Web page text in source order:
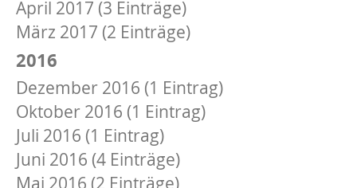
April 2017 (3 Einträge)
März 2017 (2 Einträge)
2016
Dezember 2016 (1 Eintrag)
Oktober 2016 (1 Eintrag)
Juli 2016 (1 Eintrag)
Juni 2016 (4 Einträge)
Mai 2016 (2 Einträge)